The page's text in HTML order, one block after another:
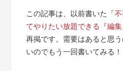
この記事は、以前書いた「
てやりたい放題できる『編
再掲です。需要はあると思
いのでもう一回書いてみる！